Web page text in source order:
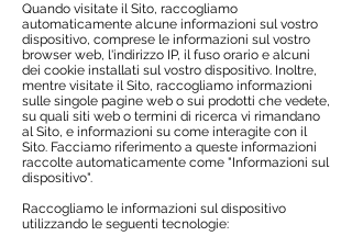
Quando visitate il Sito, raccogliamo
automaticamente alcune informazioni sul vostro
dispositivo, comprese le informazioni sul vostro
browser web, l'indirizzo IP, il fuso orario e alcuni
dei cookie installati sul vostro dispositivo. Inoltre,
mentre visitate il Sito, raccogliamo informazioni
sulle singole pagine web o sui prodotti che vedete,
su quali siti web o termini di ricerca vi rimandano
al Sito, e informazioni su come interagite con il
Sito. Facciamo riferimento a queste informazioni
raccolte automaticamente come "Informazioni sul
dispositivo".
Raccogliamo le informazioni sul dispositivo
utilizzando le seguenti tecnologie: